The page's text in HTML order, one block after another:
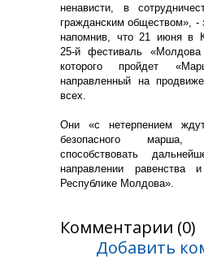
ненависти, в
гражданским обществом», -
напомнив, что 21 июня в
25-й фестиваль
которого пройдет
направленный на
всех.
Они «с нетерпением
безопасного марша,
способствовать
направлении равенства
Республике Молдова».
Комментарии (0)
Добавить